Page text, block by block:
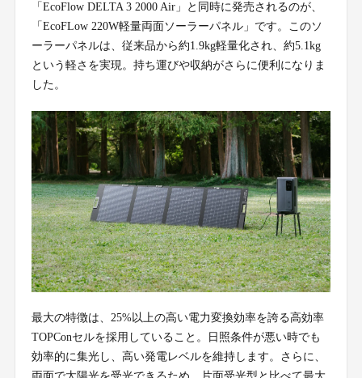
「EcoFlow DELTA 3 2000 Air」と同時に発売されるのが、
「EcoFLow 220W軽量両面ソーラーパネル」です。このソ
ーラーパネルは、従来品から約1.9kg軽量化され、約5.1kg
という軽さを実現。持ち運びや収納がさらに便利になりま
した。
最大の特徴は、25%以上の高い電力変換効率を誇る高効率
TOPConセルを採用していること。日照条件が悪い時でも
効率的に集光し、高い発電レベルを維持します。さらに、